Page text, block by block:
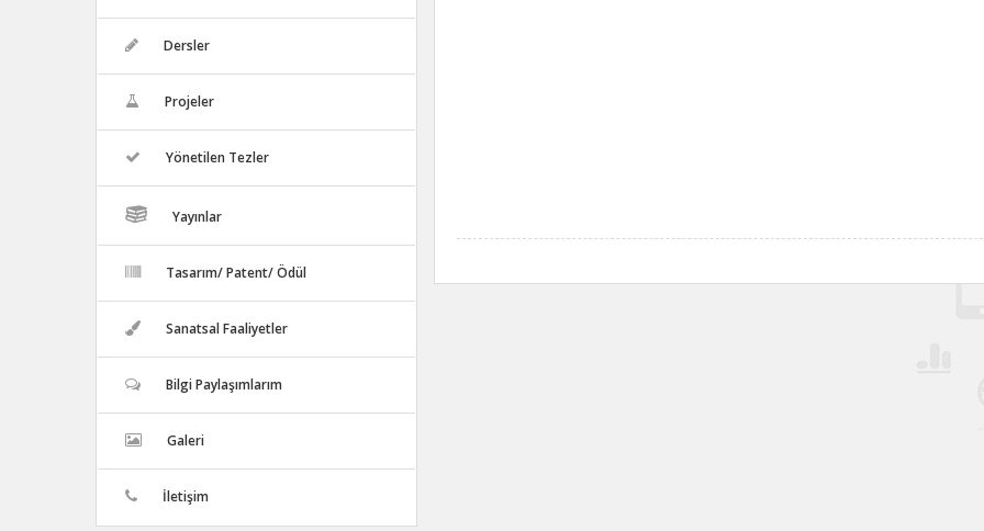
Dersler
Projeler
Yönetilen Tezler
Yayınlar
Tasarım/ Patent/ Ödül
Sanatsal Faaliyetler
Bilgi Paylaşımlarım
Galeri
İletişim